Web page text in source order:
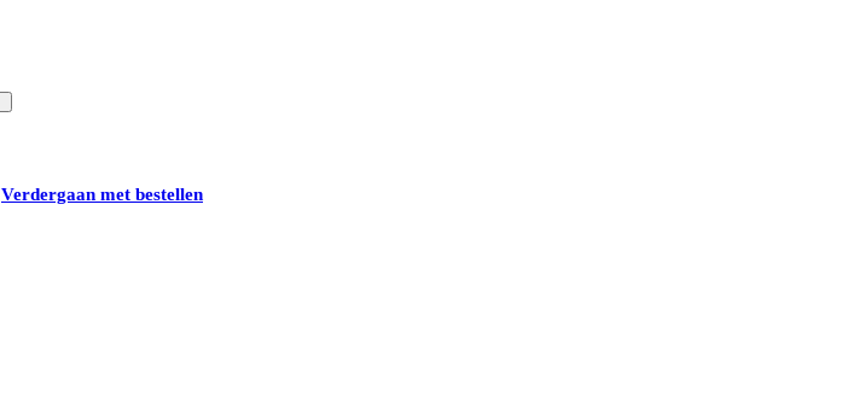
Verdergaan met bestellen